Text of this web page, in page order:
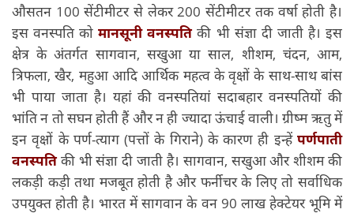
औसतन 100 सेंटीमीटर से लेकर 200 सेंटीमीटर तक वर्षा होती है।
इस वनस्पति कोमानसूनी वनस्पतिकी भी संज्ञा दी जाती है। इस
क्षेत्र के अंतर्गत सागवान, सखुआ या साल, शीशम, चंदन, आम,
त्रिफला, खैर, महुआ आदि आर्थिक महत्व के वृक्षों के साथ-साथ बांस
भी पाया जाता है। यहां की वनस्पतियां सदाबहार वनस्पतियों की
भांति न तो सघन होती हैं और न ही ज्यादा ऊंचाई वाली। ग्रीष्म ऋतु में
इन वृक्षों के पर्ण-त्याग (पत्तों के गिराने) के कारण ही इन्हें पर्णपाती
वनस्पति की भी संज्ञा दी जाती है। सागवान, सखुआ और शीशम की
लकड़ी कड़ी तथा मजबूत होती है और फर्नीचर के लिए तो सर्वाधिक
उपयुक्त होती है। भारत में सागवान के वन 90 लाख हेक्टेयर भूमि में